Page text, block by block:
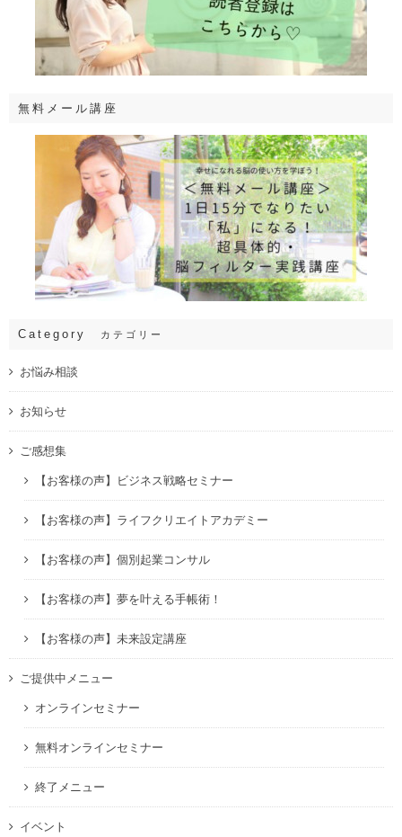
無料メール講座
Category カテゴリー
お悩み相談
お知らせ
ご感想集
【お客様の声】ビジネス戦略セミナー
【お客様の声】ライフクリエイトアカデミー
【お客様の声】個別起業コンサル
【お客様の声】夢を叶える手帳術！
【お客様の声】未来設定講座
ご提供中メニュー
オンラインセミナー
無料オンラインセミナー
終了メニュー
イベント